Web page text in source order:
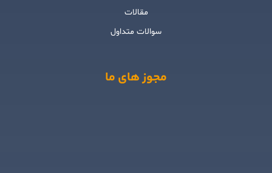
مقالات
سوالات متداول
مجوز های ما